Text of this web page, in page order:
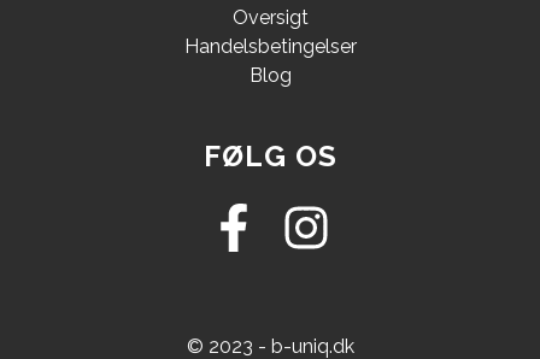
Oversigt
Handelsbetingelser
Blog
FØLG OS
© 2023 - b-uniq.dk